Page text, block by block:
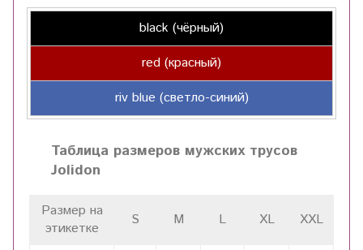
black (чёрный)
red (красный)
riv blue (светло-синий)
Таблица размеров мужских трусов
Jolidon
Размер на
этикетке
S M L XL XXL